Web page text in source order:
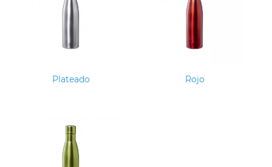
Plateado Rojo